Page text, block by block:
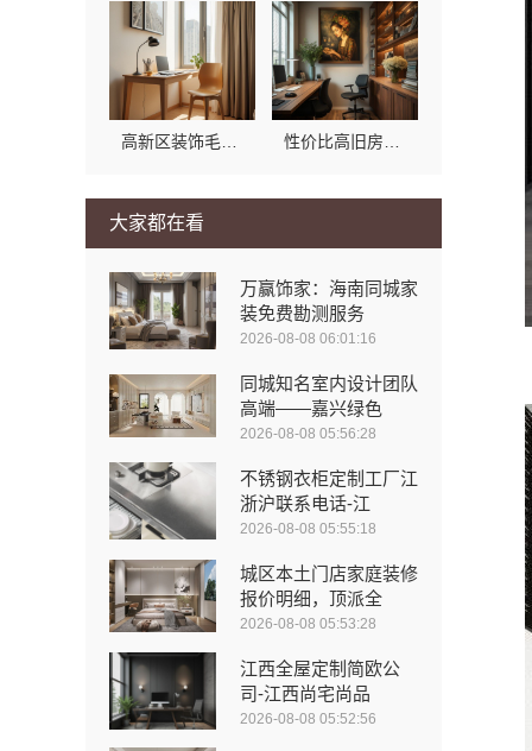
大家都在看
万赢饰家：海南同城家
装免费勘测服务
2026-08-08 06:01:16
同城知名室内设计团队
高端——嘉兴绿色
2026-08-08 05:56:28
不锈钢衣柜定制工厂江
浙沪联系电话-江
2026-08-08 05:55:18
城区本土门店家庭装修
报价明细，顶派全
2026-08-08 05:53:28
江西全屋定制简欧公
司-江西尚宅尚品
2026-08-08 05:52:56